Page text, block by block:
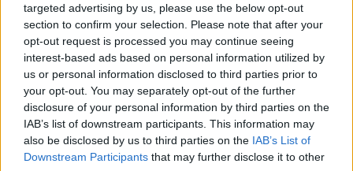
targeted advertising by us, please use the below opt-out
section to confirm your selection. Please note that after your
opt-out request is processed you may continue seeing
interest-based ads based on personal information utilized by
us or personal information disclosed to third parties prior to
your opt-out. You may separately opt-out of the further
disclosure of your personal information by third parties on the
IAB’s list of downstream participants. This information may
also be disclosed by us to third parties on the IAB’s List of
Downstream Participants that may further disclose it to other
-nem kapcsolódik be a beszélgetésekbe
-abbahagyja a hobbit, amit korábban szeretett
-kimarad családi vagy munkahelyi eseményekből
Sokszor a zavarodottság, a szégyenérzet vagy a gyors
kifáradás áll a háttérben.